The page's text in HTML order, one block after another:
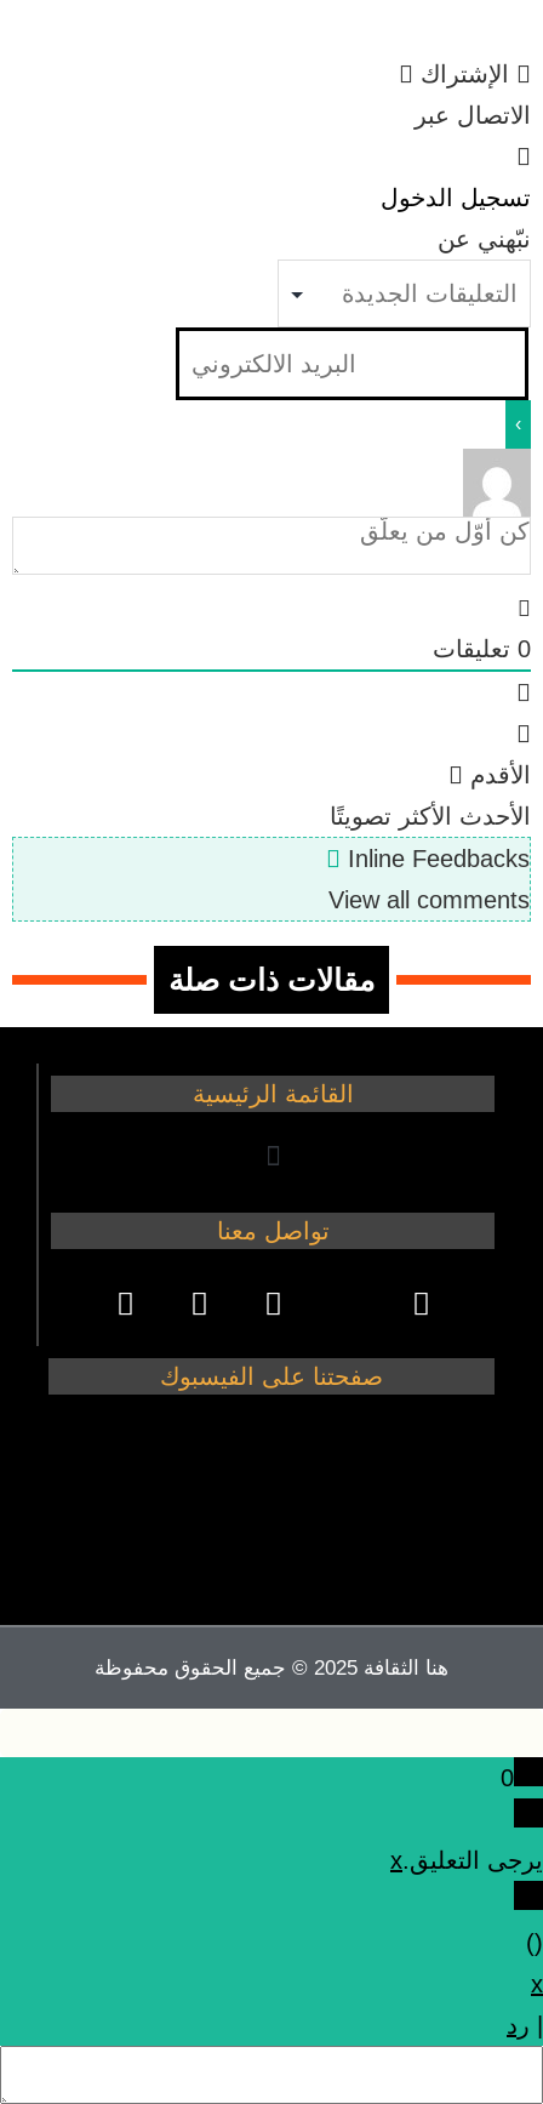
الإشتراك
الاتصال عبر
تسجيل الدخول
نبّهني عن
0 تعليقات
الأقدم
الأحدث
الأكثر تصويتًا
Inline Feedbacks
View all comments
مقالات ذات صلة
القائمة الرئيسية
تواصل معنا
صفحتنا على الفيسبوك
هنا الثقافة 2025 © جميع الحقوق محفوظة
0
يرجى التعليق.x
(
)
x
رد